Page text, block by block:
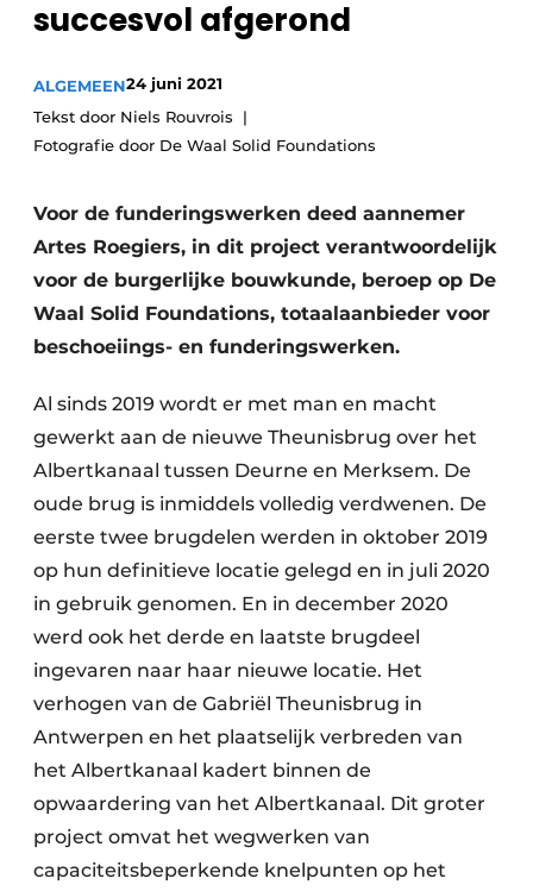
Vacatures
succesvol afgerond
ALGEMEEN24 juni 2021
Tekst door Niels Rouvrois
Fotografie door De Waal Solid Foundations
Voor de funderingswerken deed aannemer
Artes Roegiers, in dit project verantwoordelijk
voor de burgerlijke bouwkunde, beroep op De
Waal Solid Foundations, totaalaanbieder voor
beschoeiings- en funderingswerken.
Al sinds 2019 wordt er met man en macht
gewerkt aan de nieuwe Theunisbrug over het
Albertkanaal tussen Deurne en Merksem. De
oude brug is inmiddels volledig verdwenen. De
eerste twee brugdelen werden in oktober 2019
op hun definitieve locatie gelegd en in juli 2020
in gebruik genomen. En in december 2020
werd ook het derde en laatste brugdeel
ingevaren naar haar nieuwe locatie. Het
verhogen van de Gabriël Theunisbrug in
Antwerpen en het plaatselijk verbreden van
het Albertkanaal kadert binnen de
opwaardering van het Albertkanaal. Dit groter
project omvat het wegwerken van
capaciteitsbeperkende knelpunten op het